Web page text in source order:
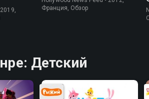
Франция, Обзор
Детский